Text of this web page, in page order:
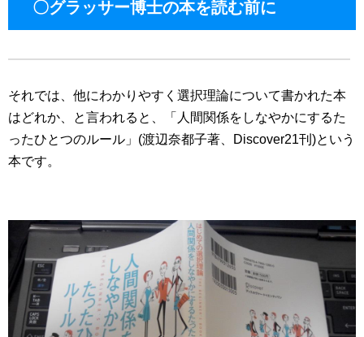
〇グラッサー博士の本を読む前に
それでは、他にわかりやすく選択理論について書かれた本
はどれか、と言われると、「人間関係をしなやかにするた
ったひとつのルール」(渡辺奈都子著、Discover21刊)という
本です。